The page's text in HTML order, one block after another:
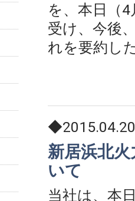
を、本日（
受け、今後
れを要約し
◆2015.04.20
新居浜北
いて
当社は、本